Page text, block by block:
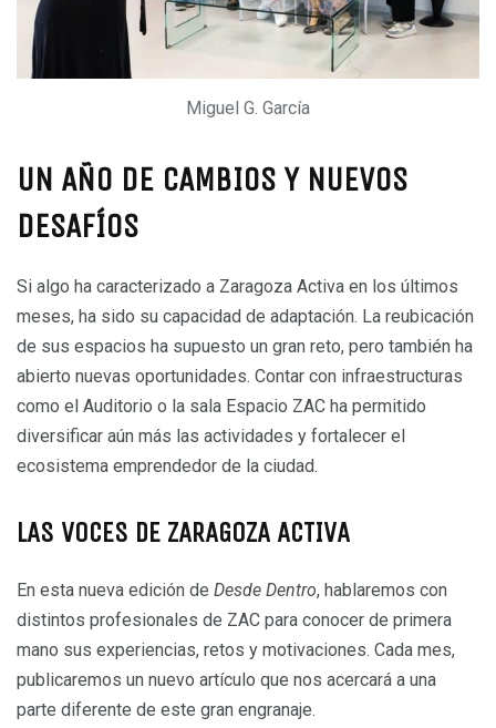
Miguel G. García
UN AÑO DE CAMBIOS Y NUEVOS
DESAFÍOS
Si algo ha caracterizado a Zaragoza Activa en los últimos
meses, ha sido su capacidad de adaptación. La reubicación
de sus espacios ha supuesto un gran reto, pero también ha
abierto nuevas oportunidades. Contar con infraestructuras
como el Auditorio o la sala Espacio ZAC ha permitido
diversificar aún más las actividades y fortalecer el
ecosistema emprendedor de la ciudad.
LAS VOCES DE ZARAGOZA ACTIVA
En esta nueva edición de Desde Dentro, hablaremos con
distintos profesionales de ZAC para conocer de primera
mano sus experiencias, retos y motivaciones. Cada mes,
publicaremos un nuevo artículo que nos acercará a una
parte diferente de este gran engranaje.